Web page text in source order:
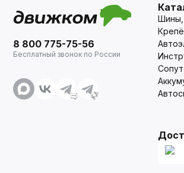
8 800 775-75-56
Бесплатный звонок по России
Шины,